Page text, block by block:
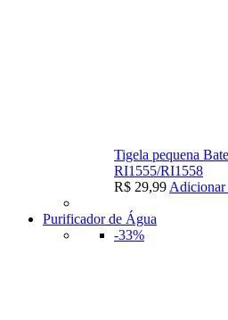
Tigela pequena
RI1555/RI1558
R$ 29,99 Adicionar
Purificador de Água
-33%